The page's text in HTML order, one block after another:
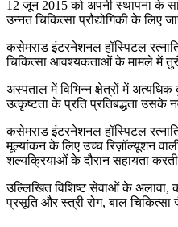
12 जून 2015 को अपनी स्थापना के
उन्नत चिकित्सा प्रौद्योगिकी के लिए
कसेमराड इंटरनेशनल हॉस्पिटल
चिकित्सा आवश्यकताओं के मामले में
अस्पताल में विभिन्न क्षेत्रों में
उत्कृष्टता के प्रति प्रतिबद्धता उसके
कसेमराड इंटरनेशनल हॉस्पिटल
मूल्यांकन के लिए उच्च रिज़ॉल्यूशन
शल्यक्रियाओं के दौरान सहायता
उल्लिखित विशिष्ट सेवाओं के अलावा,
प्रसूति और स्त्री रोग, बाल